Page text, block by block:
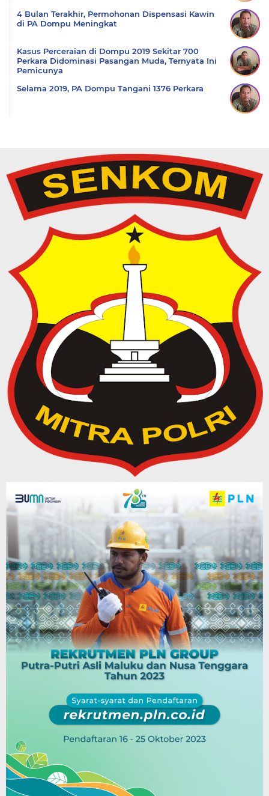
4 Bulan Terakhir, Permohonan Dispensasi Kawin
di PA Dompu Meningkat
Kasus Perceraian di Dompu 2019 Sekitar 700
Perkara Didominasi Pasangan Muda, Ternyata Ini
Pemicunya
Selama 2019, PA Dompu Tangani 1376 Perkara